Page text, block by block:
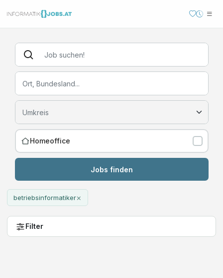
Homeoffice
Jobs finden
betriebsinformatiker×
Filter